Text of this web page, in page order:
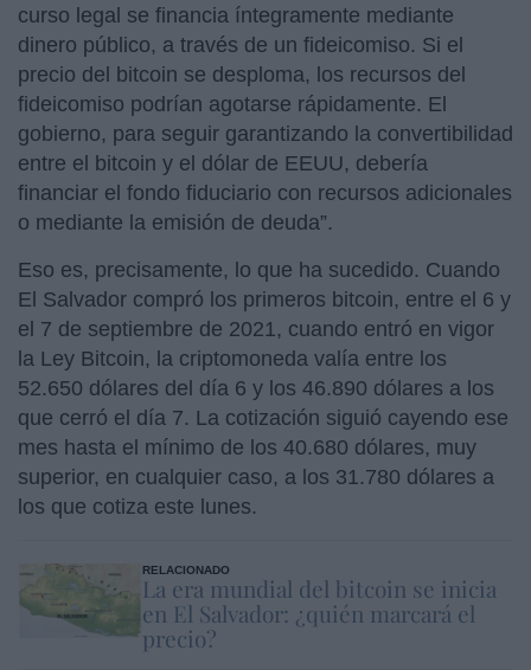
curso legal se financia íntegramente mediante
dinero público, a través de un fideicomiso. Si el
precio del bitcoin se desploma, los recursos del
fideicomiso podrían agotarse rápidamente. El
gobierno, para seguir garantizando la convertibilidad
entre el bitcoin y el dólar de EEUU, debería
financiar el fondo fiduciario con recursos adicionales
o mediante la emisión de deuda”.
Eso es, precisamente, lo que ha sucedido. Cuando
El Salvador compró los primeros bitcoin, entre el 6 y
el 7 de septiembre de 2021, cuando entró en vigor
la Ley Bitcoin, la criptomoneda valía entre los
52.650 dólares del día 6 y los 46.890 dólares a los
que cerró el día 7. La cotización siguió cayendo ese
mes hasta el mínimo de los 40.680 dólares, muy
superior, en cualquier caso, a los 31.780 dólares a
los que cotiza este lunes.
RELACIONADO
La era mundial del bitcoin se inicia
en El Salvador: ¿quién marcará el
precio?